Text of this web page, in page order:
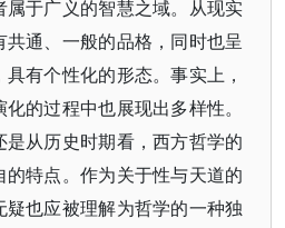
于广义的智慧之域。从现实
通、一般的品格，同时也呈
有个性化的形态。事实上，
的过程中也展现出多样性。
从历史时期看，西方哲学的
特点。作为关于性与天道的
也应被理解为哲学的一种独